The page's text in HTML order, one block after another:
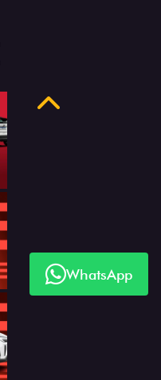
Anterior
WhatsApp